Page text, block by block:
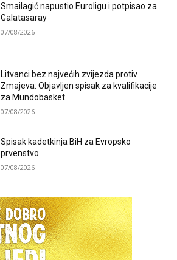
Smailagić napustio Euroligu i potpisao za
Galatasaray
07/08/2026
Litvanci bez najvećih zvijezda protiv
Zmajeva: Objavljen spisak za kvalifikacije
za Mundobasket
07/08/2026
Spisak kadetkinja BiH za Evropsko
prvenstvo
07/08/2026